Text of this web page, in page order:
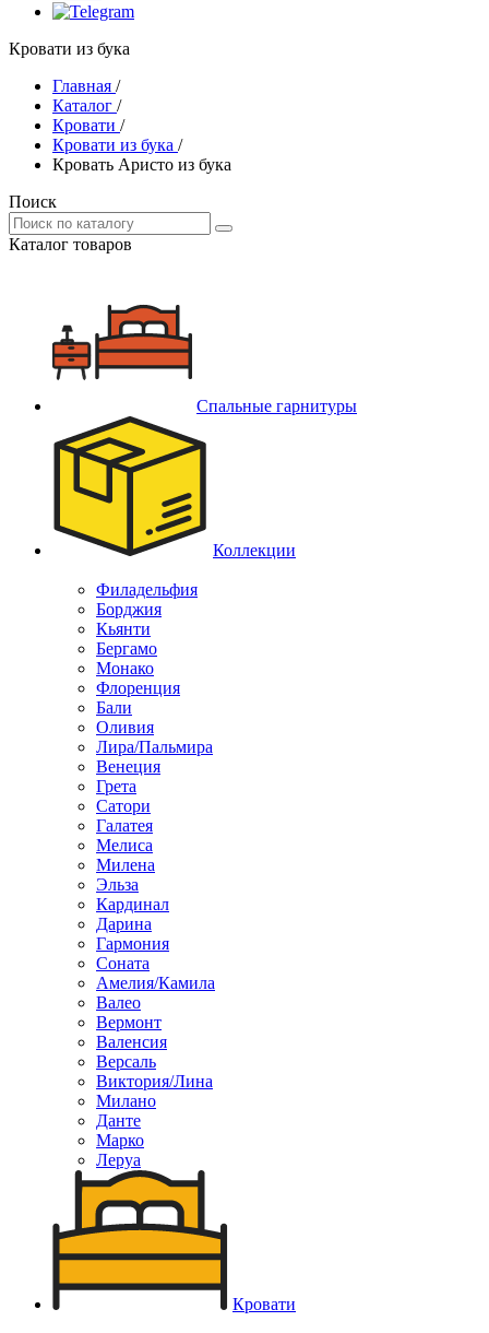
Кровати из бука
Главная /
Каталог /
Кровати /
Кровати из бука /
Кровать Аристо из бука
Поиск
Каталог товаров
Спальные гарнитуры
Коллекции
Филадельфия
Борджия
Кьянти
Бергамо
Монако
Флоренция
Бали
Оливия
Лира/Пальмира
Венеция
Грета
Сатори
Галатея
Мелиса
Милена
Эльза
Кардинал
Дарина
Гармония
Соната
Амелия/Камила
Валео
Вермонт
Валенсия
Версаль
Виктория/Лина
Милано
Данте
Марко
Леруа
Кровати